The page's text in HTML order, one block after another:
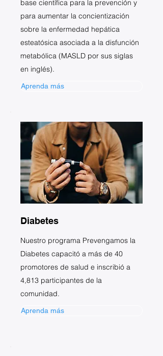
base científica para la prevención y
para aumentar la concientización
sobre la enfermedad hepática
esteatósica asociada a la disfunción
metabólica (MASLD por sus siglas
en inglés).
Aprenda más
Diabetes
Nuestro programa Prevengamos la
Diabetes capacitó a más de 40
promotores de salud e inscribió a
4,813 participantes de la
comunidad.
Aprenda más